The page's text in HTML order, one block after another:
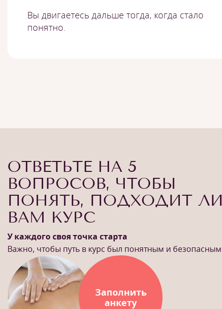
Вы двигаетесь дальше тогда, когда стало
понятно.
ОТВЕТЬТЕ НА 5
ВОПРОСОВ, ЧТОБЫ
ПОНЯТЬ, ПОДХОДИТ
ВАМ КУРС
У каждого своя точка старта
Важно, чтобы путь в курс был понятным и безопасным
Заполнить
анкету